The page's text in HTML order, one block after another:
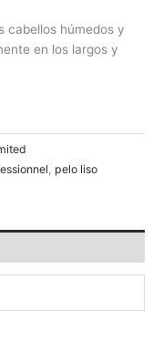
cabellos húmedos y
en los largos y
, pelo liso